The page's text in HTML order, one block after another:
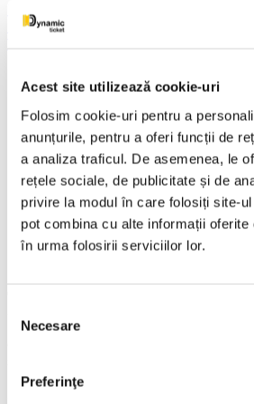
Acest site utilizează cookie-uri
Folosim cookie-uri pentru a
anunțurile, pentru a oferi funcții de
a analiza traficul. De asemenea, le
rețele sociale, de publicitate și de
privire la modul în care folosiți site-
pot combina cu alte informații
în urma folosirii serviciilor lor.
consimțământului
Necesare
Preferinţe
Turnee
Detalii eveniment
Spărgătorul de nuci – Magia
Centrul Cultural Multifunctional
Vaslui
30 Noiembrie 2026 ora
Multifunctional "Dimitrie Cantemir"
trăiască magia iernii
luiPiotr Ilici Ceaikovski
, povestea
Spărgător prinde viață într-un univers